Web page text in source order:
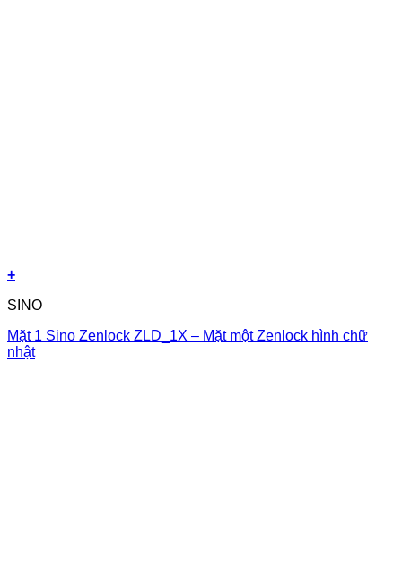
+
SINO
Mặt 1 Sino Zenlock ZLD_1X – Mặt một Zenlock hình chữ
nhật